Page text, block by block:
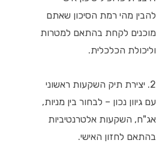
להבין מהי רמת הסיכון שאתם
מוכנים לקחת בהתאם למטרות
וליכולת הכלכלית.
2. יצירת תיק השקעות ראשוני
עם גיוון נכון – לבחור בין מניות,
אג"ח, השקעות אלטרנטיביות
בהתאם לחזון האישי.